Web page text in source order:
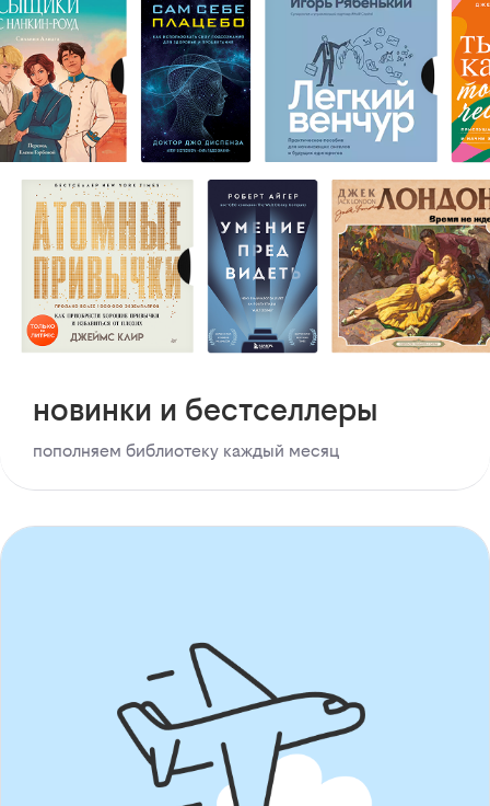
новинки и бестселлеры
пополняем библиотеку каждый месяц